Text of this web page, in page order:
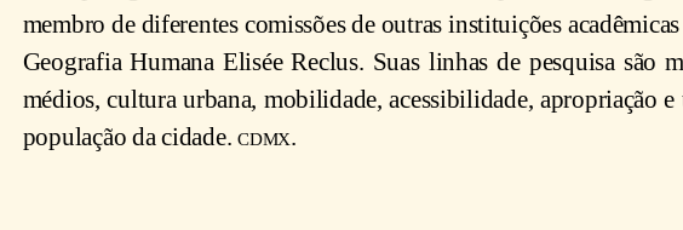
membro de diferentes comissões de outras instituições
Geografia Humana Elisée Reclus. Suas linhas de pesquisa são
médios, cultura urbana, mobilidade, acessibilidade, apropriação
população da cidade.cdmx